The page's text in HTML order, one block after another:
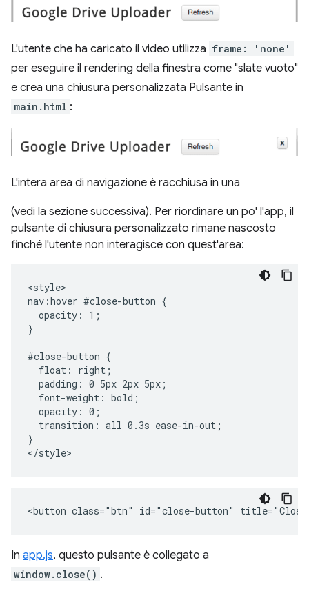
L'utente che ha caricato il video utilizza frame: 'none'
per eseguire il rendering della finestra come "slate vuoto"
e crea una chiusura personalizzata Pulsante in
main.html :
L'intera area di navigazione è racchiusa in una
(vedi la sezione successiva). Per riordinare un po' l'app, il
pulsante di chiusura personalizzato rimane nascosto
finché l'utente non interagisce con quest'area:
<style>
nav:hover #close-button {
  opacity: 1;
}
#close-button {
  float: right;
  padding: 0 5px 2px 5px;
  font-weight: bold;
  opacity: 0;
  transition: all 0.3s ease-in-out;
}
In app.js, questo pulsante è collegato a
window.close() .